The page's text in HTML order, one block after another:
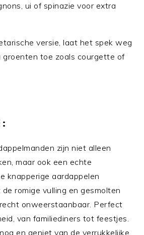
ui of spinazie voor extra
versie, laat het spek weg
groenten toe zoals courgette of
zijn niet alleen
maar ook een echte
knapperige aardappelen
romige vulling en gesmolten
onweerstaanbaar. Perfect
van familiediners tot feestjes.
en geniet van de verrukkelijke